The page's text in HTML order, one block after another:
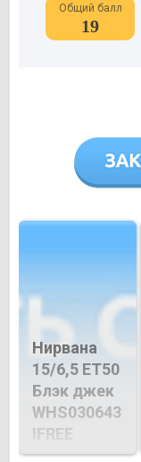
Общий балл
19
Нирвана
15/6,5 ET50
Блэк джек
WHS030643
IFREE